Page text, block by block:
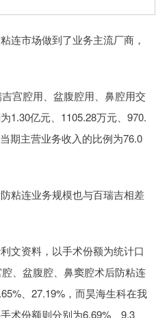
市场做到了业务主流厂商，
宫腔用、盆腹腔用、鼻腔用交
1.30亿元、1105.28万元、970.
期主营业务收入的比例为76.0
连业务规模也与百瑞吉相差
资料，以手术份额为统计口
、盆腹腔、鼻窦腔术后防粘连
、27.19%，而昊海生科在我
术份额则分别为6.69%、9.3